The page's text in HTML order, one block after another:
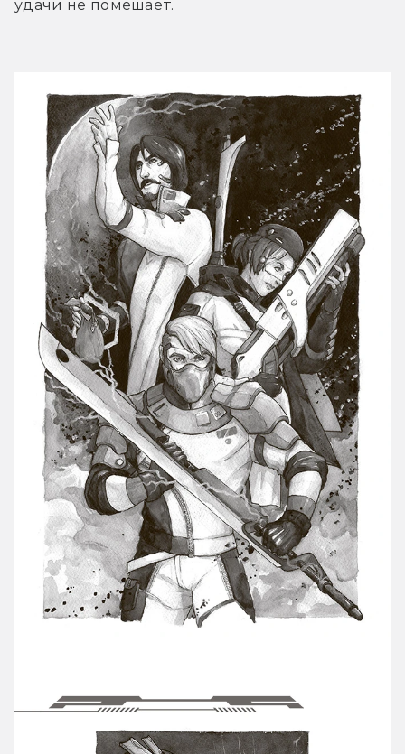
удачи не помешает.